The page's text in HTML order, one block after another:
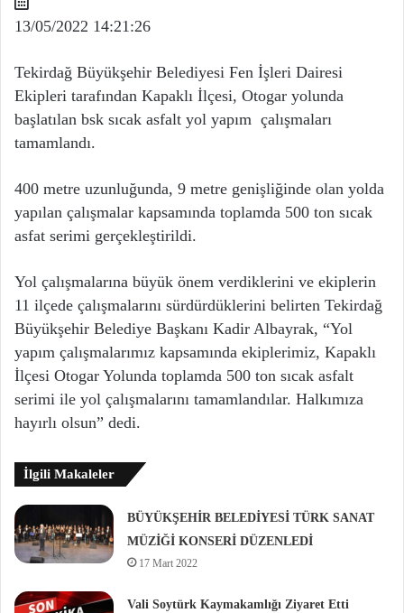
13/05/2022 14:21:26
Tekirdağ Büyükşehir Belediyesi Fen İşleri Dairesi
Ekipleri tarafından Kapaklı İlçesi, Otogar yolunda
başlatılan bsk sıcak asfalt yol yapım çalışmaları
tamamlandı.
400 metre uzunluğunda, 9 metre genişliğinde olan yolda
yapılan çalışmalar kapsamında toplamda 500 ton sıcak
asfat serimi gerçekleştirildi.
Yol çalışmalarına büyük önem verdiklerini ve ekiplerin
11 ilçede çalışmalarını sürdürdüklerini belirten Tekirdağ
Büyükşehir Belediye Başkanı Kadir Albayrak, “Yol
yapım çalışmalarımız kapsamında ekiplerimiz, Kapaklı
İlçesi Otogar Yolunda toplamda 500 ton sıcak asfalt
serimi ile yol çalışmalarını tamamlandılar. Halkımıza
hayırlı olsun” dedi.
İlgili Makaleler
BÜYÜKŞEHİR BELEDİYESİ TÜRK SANAT
MÜZİĞİ KONSERİ DÜZENLEDİ
17 Mart 2022
Vali Soytürk Kaymakamlığı Ziyaret Etti